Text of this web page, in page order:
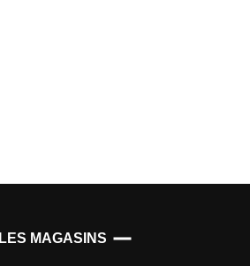
LES MAGASINS